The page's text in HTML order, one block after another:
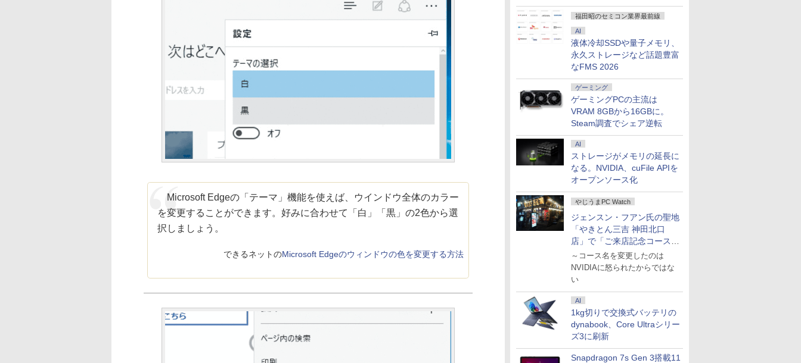
クとは？
福田昭のセミコン業界最前線
AI
液体冷却SSDや量子メモリ、
永久ストレージなど話題豊富
なFMS 2026
ゲーミング
ゲーミングPCの主流は
VRAM 8GBから16GBに。
Steam調査でシェア逆転
AI
ストレージがメモリの延長に
なる。NVIDIA、cuFile APIを
オープンソース化
やじうまPC Watch
ジェンスン・フアン氏の聖地
「やきとん三吉 神田北口
店」で「ご来店記念コース」
を娘と堪能
～コース名を変更したのは
NVIDIAに怒られたからではな
い
AI
1kg切りで交換式バッテリの
dynabook、Core Ultraシリー
ズ3に刷新
Snapdragon 7s Gen 3搭載11
Microsoft Edgeの「テーマ」機能を使えば、ウインドウ全体のカラー
を変更することができます。好みに合わせて「白」「黒」の2色から選
択しましょう。
できるネットのMicrosoft Edgeのウィンドウの色を変更する方法